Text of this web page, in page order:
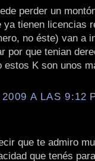
perder un
tienen licencias
no éste) van a
por que tenian
estos K son unos
A LAS 9:12
que te admiro
que tenés